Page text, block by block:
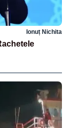
Ionuț Nichita